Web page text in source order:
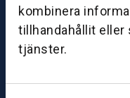
kombinera
tillhandahållit eller
tjänster.
d
e
B